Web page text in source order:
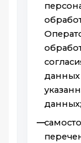
данных
данных;